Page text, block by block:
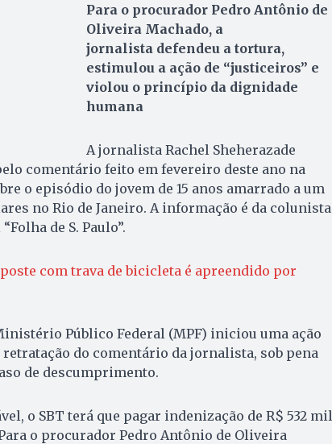
Para o procurador Pedro Antônio de
Oliveira Machado, a
jornalista defendeu a tortura,
estimulou a ação de “justiceiros” e
violou o princípio da dignidade
humana
A jornalista Rachel Sheherazade
comentário feito em fevereiro deste ano na
o episódio do jovem de 15 anos amarrado a um
no Rio de Janeiro. A informação é da colunista
de S. Paulo”.
com trava de bicicleta é apreendido por
Público Federal (MPF) iniciou uma ação
do comentário da jornalista, sob pena
de descumprimento.
o SBT terá que pagar indenização de R$ 532 mil
o procurador Pedro Antônio de Oliveira